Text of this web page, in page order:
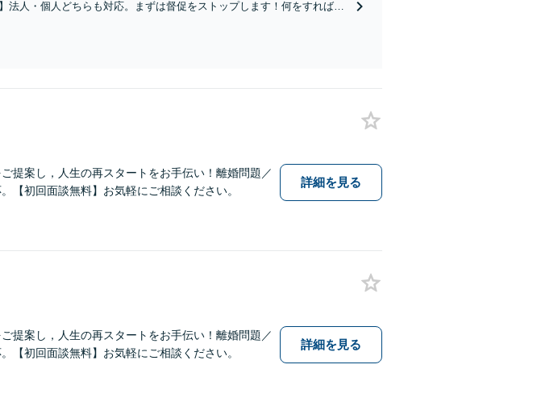
法人・個人どちらも対応。まずは督促をストップします！何をすればい
提案し，人生の再スタートをお手伝い！離婚問題／
【初回面談無料】お気軽にご相談ください。
詳細を見る
提案し，人生の再スタートをお手伝い！離婚問題／
【初回面談無料】お気軽にご相談ください。
詳細を見る